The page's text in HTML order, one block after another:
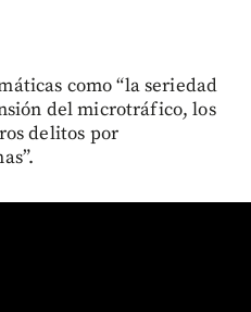
como “la seriedad
del microtráfico, los
delitos por